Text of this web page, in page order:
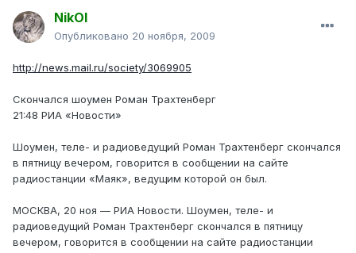
NikOl
Опубликовано 20 ноября, 2009
http://news.mail.ru/society/3069905
Скончался шоумен Роман Трахтенберг
21:48 РИА «Новости»
Шоумен, теле- и радиоведущий Роман Трахтенберг скончался
в пятницу вечером, говорится в сообщении на сайте
радиостанции «Маяк», ведущим которой он был.
МОСКВА, 20 ноя — РИА Новости. Шоумен, теле- и
радиоведущий Роман Трахтенберг скончался в пятницу
вечером, говорится в сообщении на сайте радиостанции